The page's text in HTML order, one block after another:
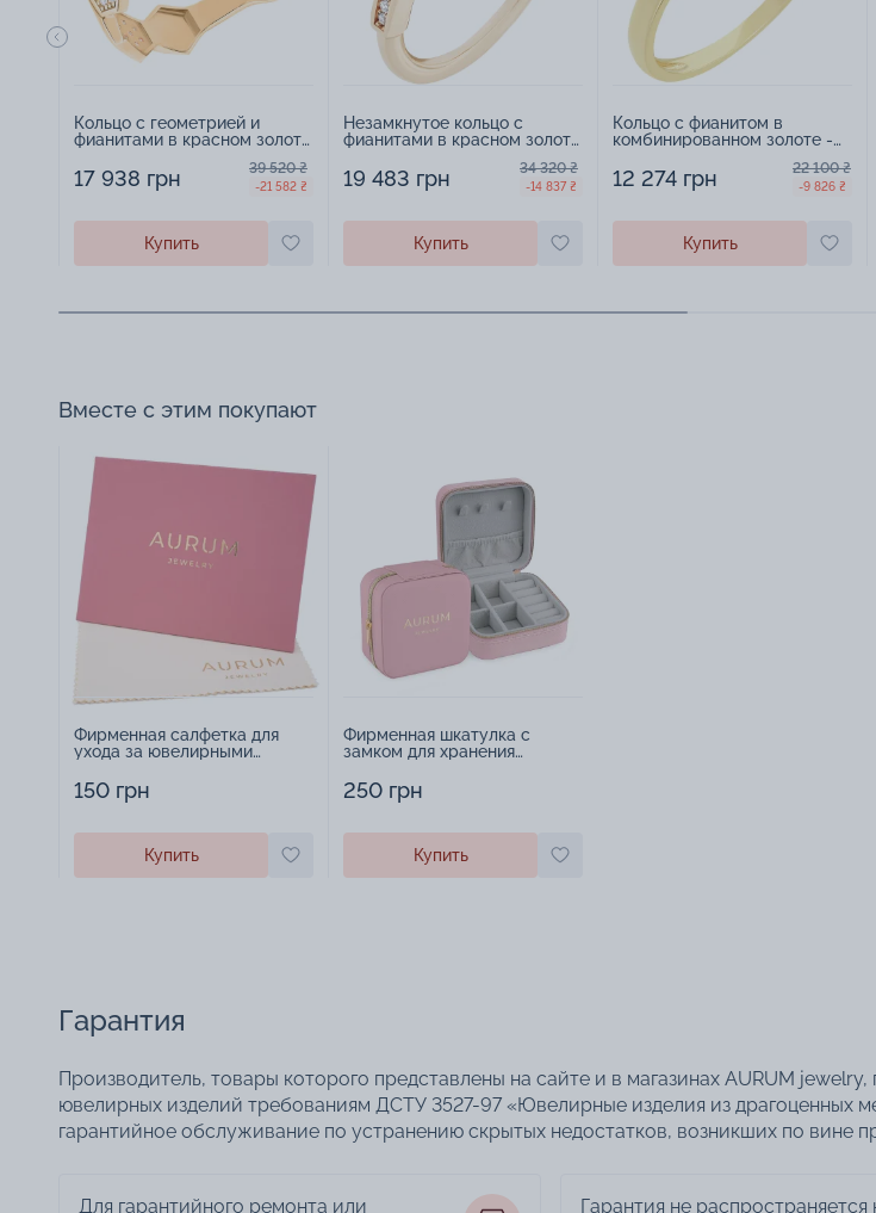
Кольцо с геометрией и
фианитами в красном золоте
17 938 грн 39 520 ₴
-21 582 ₴
Купить
Незамкнутое кольцо с
фианитами в красном золоте
19 483 грн 34 320 ₴
-14 837 ₴
Купить
Кольцо с фианитом в
комбинированном золоте -
12 274 грн 22 100 ₴
-9 826 ₴
Купить
Вместе с этим покупают
Фирменная салфетка для
ухода за ювелирными
150 грн
Купить
Фирменная шкатулка с
замком для хранения
250 грн
Купить
Гарантия
Производитель, товары которого представлены на сайте и в магазинах AURUM jewelry,
ювелирных изделий требованиям ДСТУ 3527-97 «Ювелирные изделия из драгоценных
гарантийное обслуживание по устранению скрытых недостатков, возникших по вине
Для гарантийного ремонта или Гарантия не распространяется